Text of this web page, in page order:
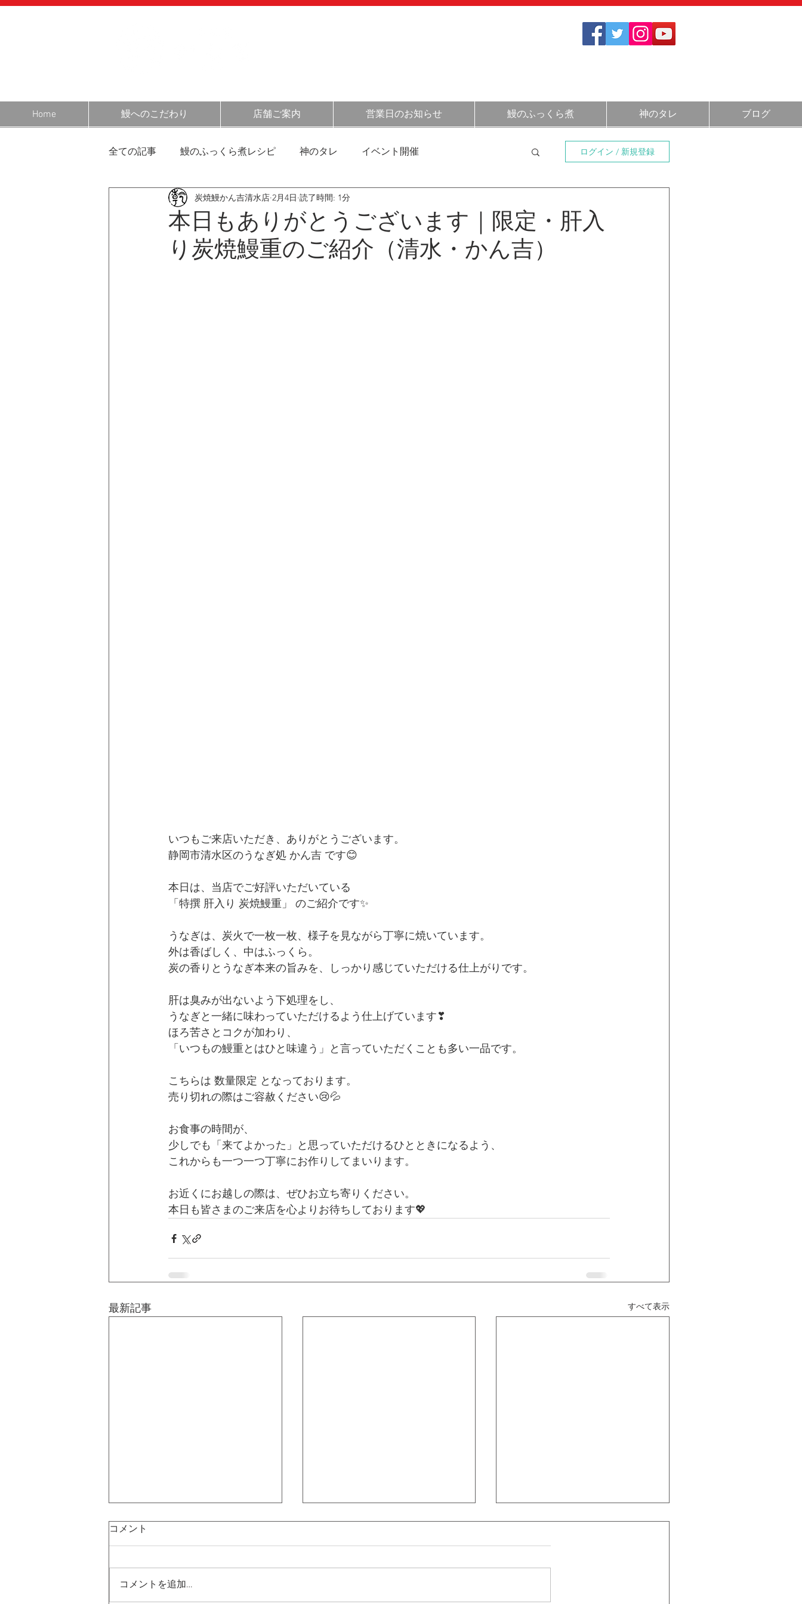
Home 鰻へのこだわり 店舗ご案内 営業日のお知らせ 鰻のふっくら煮 神のタレ ブログ
全ての記事 鰻のふっくら煮レシピ 神のタレ イベント開催
営業日のお知らせ 静岡・清水の情報 催事情報
お客様の声 お菓子の話
ログイン / 新規登録
本日もありがとうございます｜限定・肝入
り炭焼鰻重のご紹介（清水・かん吉）
炭焼鰻かん吉清水店 2月4日 読了時間: 1分
いつもご来店いただき、ありがとうございます。
静岡市清水区のうなぎ処 かん吉 です😊
本日は、当店でご好評いただいている
「特撰 肝入り 炭焼鰻重」 のご紹介です✨
うなぎは、炭火で一枚一枚、様子を見ながら丁寧に焼いています。
外は香ばしく、中はふっくら。
炭の香りとうなぎ本来の旨みを、しっかり感じていただける仕上がりです。
肝は臭みが出ないよう下処理をし、
うなぎと一緒に味わっていただけるよう仕上げています❣
ほろ苦さとコクが加わり、
「いつもの鰻重とはひと味違う」と言っていただくことも多い一品です。
こちらは 数量限定 となっております。
売り切れの際はご容赦ください😢💦
お食事の時間が、
少しでも「来てよかった」と思っていただけるひとときになるよう、
これからも一つ一つ丁寧にお作りしてまいります。
お近くにお越しの際は、ぜひお立ち寄りください。
本日も皆さまのご来店を心よりお待ちしております💖
最新記事 すべて表示
コメント
コメントを追加…